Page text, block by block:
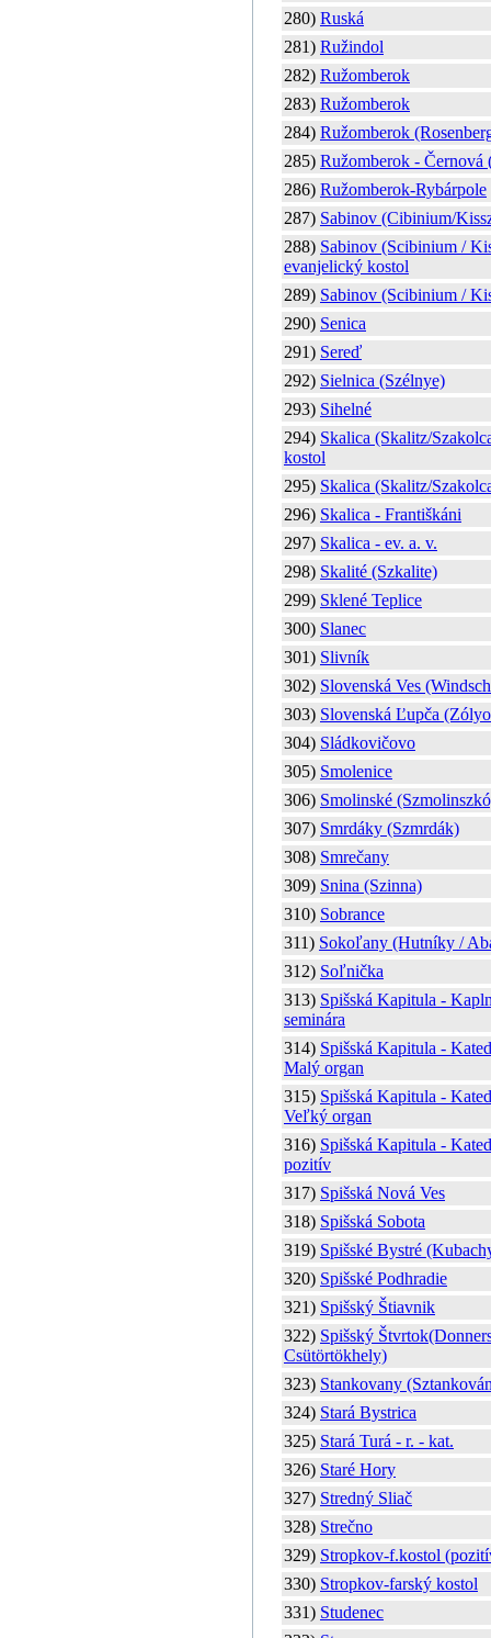
280) Ruská
281) Ružindol
282) Ružomberok
283) Ružomberok
284) Ružomberok
285) Ružomberok - Černová
286) Ružomberok-Rybárpole
287) Sabinov (Cibinium/
288) Sabinov (Scibinium /
evanjelický kostol
289) Sabinov (Scibinium /
290) Senica
291) Sereď
292) Sielnica (Szélnye)
293) Sihelné
294) Skalica (Skalitz/
kostol
295) Skalica (Skalitz/
296) Skalica - Františkáni
297) Skalica - ev. a. v.
298) Skalité (Szkalite)
299) Sklené Teplice
300) Slanec
301) Slivník
302) Slovenská Ves
303) Slovenská Ľupča
304) Sládkovičovo
305) Smolenice
306) Smolinské
307) Smrdáky (Szmrdák)
308) Smrečany
309) Snina (Szinna)
310) Sobrance
311) Sokoľany (Hutníky /
312) Soľnička
313) Spišská Kapitula -
seminára
314) Spišská Kapitula -
Malý organ
315) Spišská Kapitula -
Veľký organ
316) Spišská Kapitula -
pozitív
317) Spišská Nová Ves
318) Spišská Sobota
319) Spišské Bystré
320) Spišské Podhradie
321) Spišský Štiavnik
322) Spišský
Csütörtökhely)
323) Stankovany
324) Stará Bystrica
325) Stará Turá - r. - kat.
326) Staré Hory
327) Stredný Sliač
328) Strečno
329) Stropkov-f.kostol
330) Stropkov-farský kostol
331) Studenec